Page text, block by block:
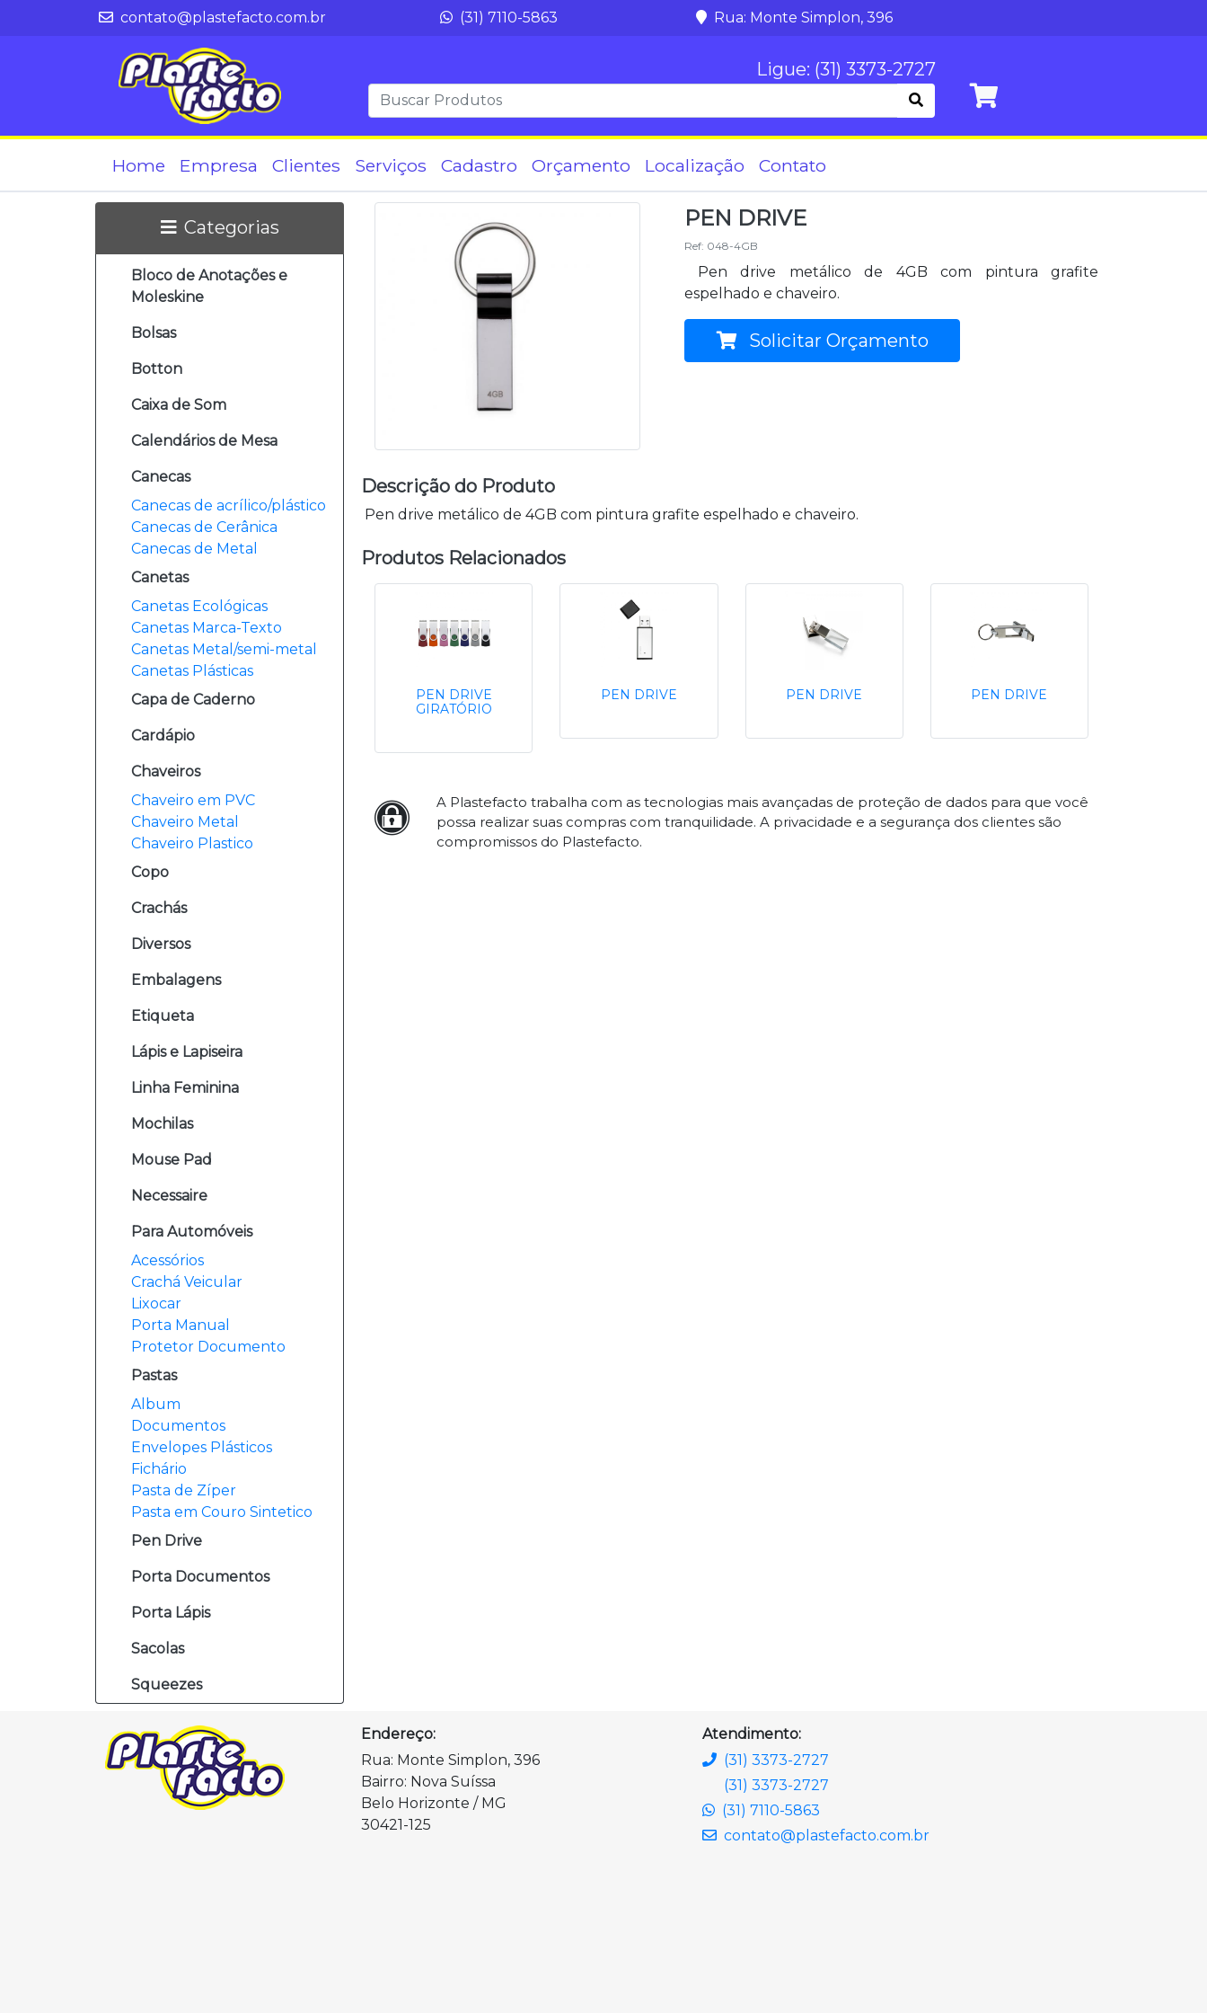
contato@plastefacto.com.br (31) 7110-5863 Rua: Monte Simplon, 396
Ligue: (31) 3373-2727
Home Empresa Clientes Serviços Cadastro Orçamento Localização Contato
Categorias
Bloco de Anotações e
Moleskine
Bolsas
Botton
Caixa de Som
Calendários de Mesa
Canecas
Canecas de acrílico/plástico
Canecas de Cerânica
Canecas de Metal
Canetas
Canetas Ecológicas
Canetas Marca-Texto
Canetas Metal/semi-metal
Canetas Plásticas
Capa de Caderno
Cardápio
Chaveiros
Chaveiro em PVC
Chaveiro Metal
Chaveiro Plastico
Copo
Crachás
Diversos
Embalagens
Etiqueta
Lápis e Lapiseira
Linha Feminina
Mochilas
Mouse Pad
Necessaire
Para Automóveis
Acessórios
Crachá Veicular
Lixocar
Porta Manual
Protetor Documento
Pastas
Album
Documentos
Envelopes Plásticos
Fichário
Pasta de Zíper
Pasta em Couro Sintetico
Pen Drive
Porta Documentos
Porta Lápis
Sacolas
Squeezes
PEN DRIVE
Ref: 048-4GB
Pen drive metálico de 4GB com pintura grafite
espelhado e chaveiro.
Solicitar Orçamento
Descrição do Produto
Pen drive metálico de 4GB com pintura grafite espelhado e chaveiro.
Produtos Relacionados
PEN DRIVE
GIRATÓRIO
PEN DRIVE PEN DRIVE PEN DRIVE
A Plastefacto trabalha com as tecnologias mais avançadas de proteção de dados para que você
possa realizar suas compras com tranquilidade. A privacidade e a segurança dos clientes são
compromissos do Plastefacto.
Endereço:
Rua: Monte Simplon, 396
Bairro: Nova Suíssa
Belo Horizonte / MG
30421-125
Atendimento:
(31) 3373-2727
(31) 3373-2727
(31) 7110-5863
contato@plastefacto.com.br